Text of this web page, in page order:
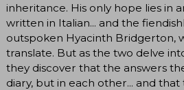
inheritance. His only hope lies in
written in Italian... and the
outspoken Hyacinth Bridgerton,
translate. But as the two delve
they discover that the answers
diary, but in each other... and